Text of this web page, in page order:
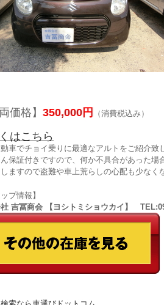
価格】 350,000円 （消費税込み）
はこちら
動車でチョイ乗りに最適なアルトをご紹介
保証付きですので、何か不具合があった
ますので盗難や車上荒らしの心配も少なく
ップ情報】
吉冨商会 【ヨシトミショウカイ】